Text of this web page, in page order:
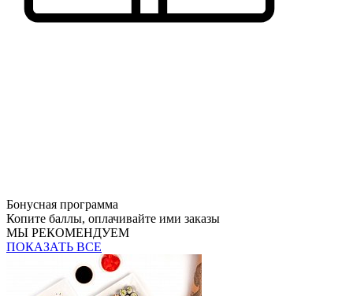
Бонусная программа
Копите баллы, оплачивайте ими заказы
МЫ РЕКОМЕНДУЕМ
ПОКАЗАТЬ ВСЕ